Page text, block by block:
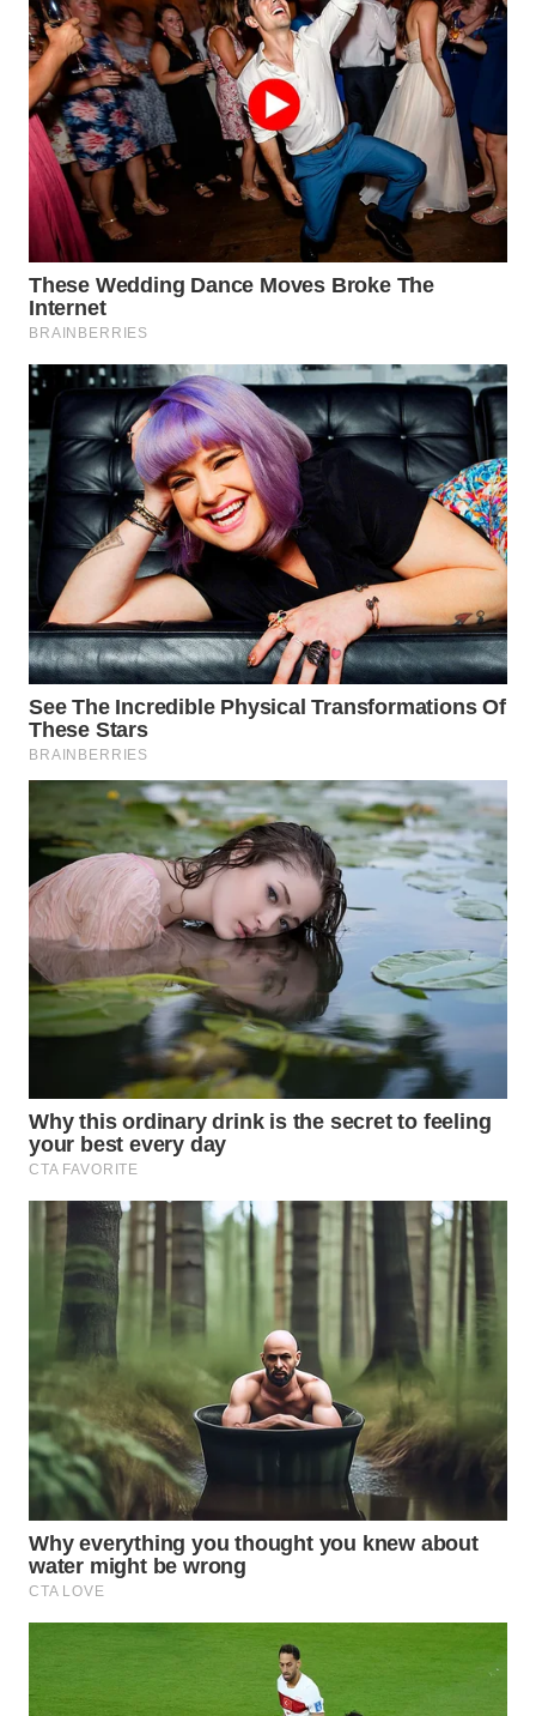
WN
INDRAMAYU
WN
KUNINGAN
WN
MAJALENGKA
WN
SUBANG
WN
SUKABUMI
WN
PURWAKARTA
WN
PRIANGAN
TIMUR
WN
SEMARANG
WN
SOLO
WN
BOROBUDUR
WN
MADURA
WN
WN
NATUNA
WN
BINTAN
WN
MANDALIKA
WN
LIKUPANG
WN
LABUANBAJO
WN
BORNEO
Group